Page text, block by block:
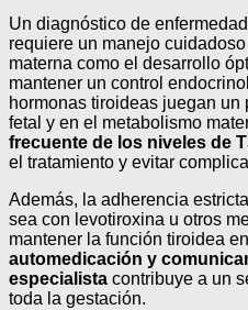
Un diagnóstico de
requiere un manejo
materna como el desarrollo
mantener un control
hormonas tiroideas juegan
fetal y en el metabolismo
frecuente de los niveles de
el tratamiento y evitar
Además, la adherencia
sea con levotiroxina u otros
mantener la función tiroidea
automedicación y
especialista contribuye a un
toda la gestación.